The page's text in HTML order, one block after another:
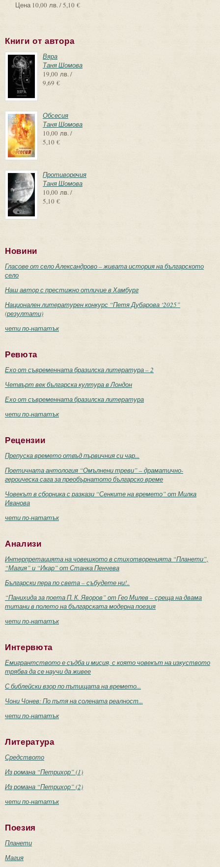
Цена 10,00 лв. / 5,10 €
Книги от автора
Вяра
Таня Шомова
19,00 лв. /
9,69 €
Обсесия
Таня Шомова
10,00 лв. /
5,10 €
Противоречия
Таня Шомова
10,00 лв. /
5,10 €
Новини
Гласове от село Александрово – живата история на българското
село
Наш автор с престижно отличие в Хамбург
Национален литературен конкурс “Петя Дубарова ‘2025”
(резултати)
чети по-нататък
Ревюта
Ехо от съвременната бразилска литература – 2
Четвърт век българска култура в Лондон
Ехо от съвременната бразилска литература
чети по-нататък
Рецензии
Препуска времето отвъд първичния си чар...
Поетичната антология “Омълнени треви” – драматично-
героическа сага за преобърнатото българско време
Човекът в сборника с разкази “Сенките на времето” от Милка
Иванова
чети по-нататък
Анализи
Интерпретацията на човешкото в стихотворенията “Планети”,
“Магия” и “Икар” от Станка Пенчева
Български пера по света – събудете ни!..
“Панихида за поета П. К. Яворов” от Гео Милев – среща на двама
титани в полето на българската модерна поезия
чети по-нататък
Интервюта
Емигрантството е съдба и мисия, с която човекът на изкуството
трябва да се научи да живее
С библейски взор по пътищата на времето...
Чони Чонев: По пътя на солената реалност...
чети по-нататък
Литература
Средството
Из романа “Петрихор” (1)
Из романа “Петрихор” (2)
чети по-нататък
Поезия
Планети
Магия